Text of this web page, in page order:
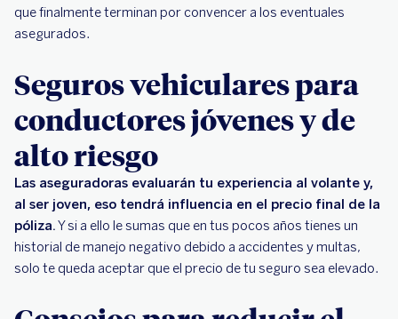
que finalmente terminan por convencer a los eventuales
asegurados.
Seguros vehiculares para
conductores jóvenes y de
alto riesgo
Las aseguradoras evaluarán tu experiencia al volante y,
al ser joven, eso tendrá influencia en el precio final de la
póliza.Y si a ello le sumas que en tus pocos años tienes un
historial de manejo negativo debido a accidentes y multas,
solo te queda aceptar que el precio de tu seguro sea elevado.